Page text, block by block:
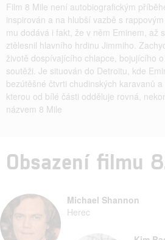
Film 8 Mile není autobiografickým
inspirován a na hlubší vazbě s
mu dodává i fakt, že v něm Eminem, až
ztělesnil hlavního hrdinu Jimmiho.
životě dospívajícího chlapce, bojujícího
soutěži. Je situován do Detroitu, kde
bezútěšné čtvrti chudinských karavanů
kterou od bílé části odděluje rovná,
názvem 8 Mile
Obsazení filmu
Michael Shannon
Herec